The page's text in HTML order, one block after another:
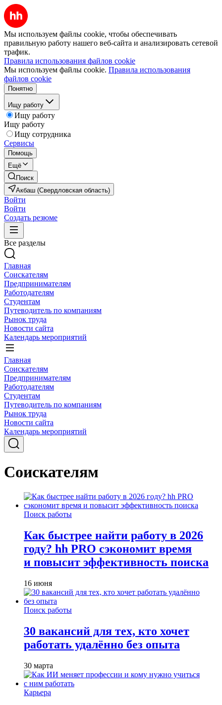
Мы используем файлы cookie, чтобы обеспечивать
правильную работу нашего веб-сайта и анализировать сетевой
трафик.
Правила использования файлов cookie
Мы используем файлы cookie. Правила использования
файлов cookie
Понятно
Ищу работу
Ищу работу
Ищу работу
Ищу сотрудника
Сервисы
Помощь
Ещё
Поиск
Акбаш (Свердловская область)
Войти
Войти
Создать резюме
Все разделы
Главная
Соискателям
Предпринимателям
Работодателям
Студентам
Путеводитель по компаниям
Рынок труда
Новости сайта
Календарь мероприятий
Главная
Соискателям
Предпринимателям
Работодателям
Студентам
Путеводитель по компаниям
Рынок труда
Новости сайта
Календарь мероприятий
Соискателям
Поиск работы
Как быстрее найти работу в 2026
году? hh PRO сэкономит время
и повысит эффективность поиска
16 июня
Поиск работы
30 вакансий для тех, кто хочет
работать удалённо без опыта
30 марта
Карьера